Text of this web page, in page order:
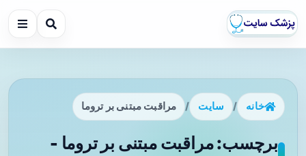
خانه / سایت / مراقبت مبتنی بر تروما
برچسب: مراقبت مبتنی بر تروما -